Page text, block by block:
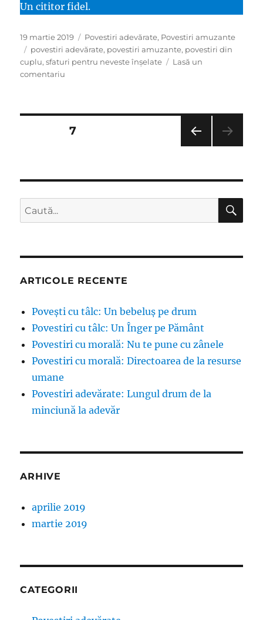
Un cititor fidel.
Publicat
pe
19 martie 2019 Categorii
Povestiri adevărate, Povestiri amuzante
Etichete
povestiri adevărate, povestiri amuzante, povestiri din
cuplu,sfaturi pentru neveste înșelate
Lasă un
comentariu
Navigare
articole
ERIO
ARĂ
PAGINĂ7
Caută
după:
ARTICOLE RECENTE
Povești cu tâlc: Un bebeluș pe drum
Povestiri cu tâlc: Un Înger pe Pământ
Povestiri cu morală: Nu te pune cu zânele
Povestiri cu morală: Directoarea de la resurse
umane
Povestiri adevărate: Lungul drum de la
minciună la adevăr
ARHIVE
aprilie 2019
martie 2019
CATEGORII